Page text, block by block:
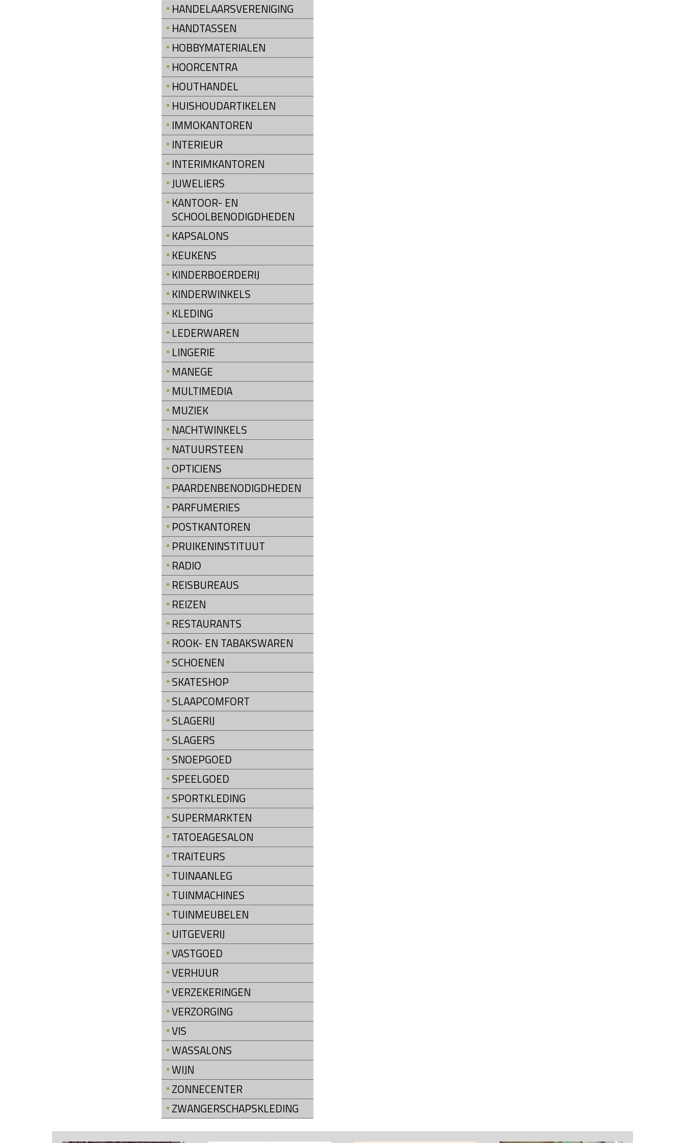
HANDELAARSVERENIGING
HANDTASSEN
HOBBYMATERIALEN
HOORCENTRA
HOUTHANDEL
HUISHOUDARTIKELEN
IMMOKANTOREN
INTERIEUR
INTERIMKANTOREN
JUWELIERS
KANTOOR- EN
SCHOOLBENODIGDHEDEN
KAPSALONS
KEUKENS
KINDERBOERDERIJ
KINDERWINKELS
KLEDING
LEDERWAREN
LINGERIE
MANEGE
MULTIMEDIA
MUZIEK
NACHTWINKELS
NATUURSTEEN
OPTICIENS
PAARDENBENODIGDHEDEN
PARFUMERIES
POSTKANTOREN
PRUIKENINSTITUUT
RADIO
REISBUREAUS
REIZEN
RESTAURANTS
ROOK- EN TABAKSWAREN
SCHOENEN
SKATESHOP
SLAAPCOMFORT
SLAGERIJ
SLAGERS
SNOEPGOED
SPEELGOED
SPORTKLEDING
SUPERMARKTEN
TATOEAGESALON
TRAITEURS
TUINAANLEG
TUINMACHINES
TUINMEUBELEN
UITGEVERIJ
VASTGOED
VERHUUR
VERZEKERINGEN
VERZORGING
VIS
WASSALONS
WIJN
ZONNECENTER
ZWANGERSCHAPSKLEDING